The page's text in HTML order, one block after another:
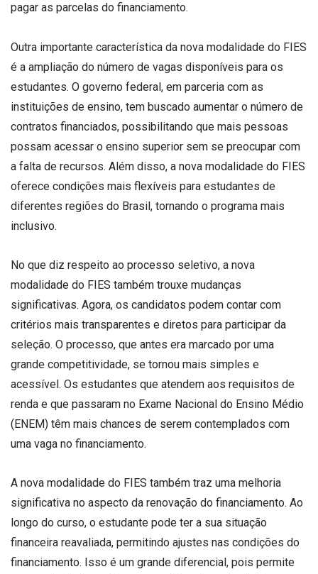
pagar as parcelas do financiamento.
Outra importante característica da nova modalidade do FIES
é a ampliação do número de vagas disponíveis para os
estudantes. O governo federal, em parceria com as
instituições de ensino, tem buscado aumentar o número de
contratos financiados, possibilitando que mais pessoas
possam acessar o ensino superior sem se preocupar com
a falta de recursos. Além disso, a nova modalidade do FIES
oferece condições mais flexíveis para estudantes de
diferentes regiões do Brasil, tornando o programa mais
inclusivo.
No que diz respeito ao processo seletivo, a nova
modalidade do FIES também trouxe mudanças
significativas. Agora, os candidatos podem contar com
critérios mais transparentes e diretos para participar da
seleção. O processo, que antes era marcado por uma
grande competitividade, se tornou mais simples e
acessível. Os estudantes que atendem aos requisitos de
renda e que passaram no Exame Nacional do Ensino Médio
(ENEM) têm mais chances de serem contemplados com
uma vaga no financiamento.
A nova modalidade do FIES também traz uma melhoria
significativa no aspecto da renovação do financiamento. Ao
longo do curso, o estudante pode ter a sua situação
financeira reavaliada, permitindo ajustes nas condições do
financiamento. Isso é um grande diferencial, pois permite